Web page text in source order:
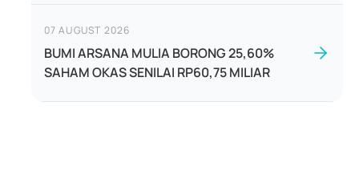
07 AUGUST 2026
BUMI ARSANA MULIA BORONG 25,60%
SAHAM OKAS SENILAI RP60,75 MILIAR